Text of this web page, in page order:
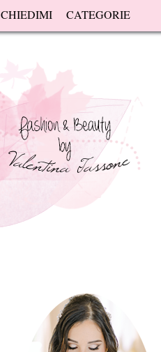
CHIEDIMI CATEGORIE